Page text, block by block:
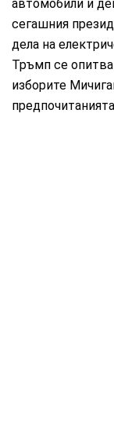
автомобили и
сегашния
дела на
Тръмп се
изборите